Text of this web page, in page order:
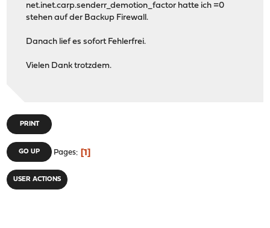
net.inet.carp.senderr_demotion_factor hatte ich =0
stehen auf der Backup Firewall.
Danach lief es sofort Fehlerfrei.
Vielen Dank trotzdem.
PRINT
GO UP Pages 1
USER ACTIONS